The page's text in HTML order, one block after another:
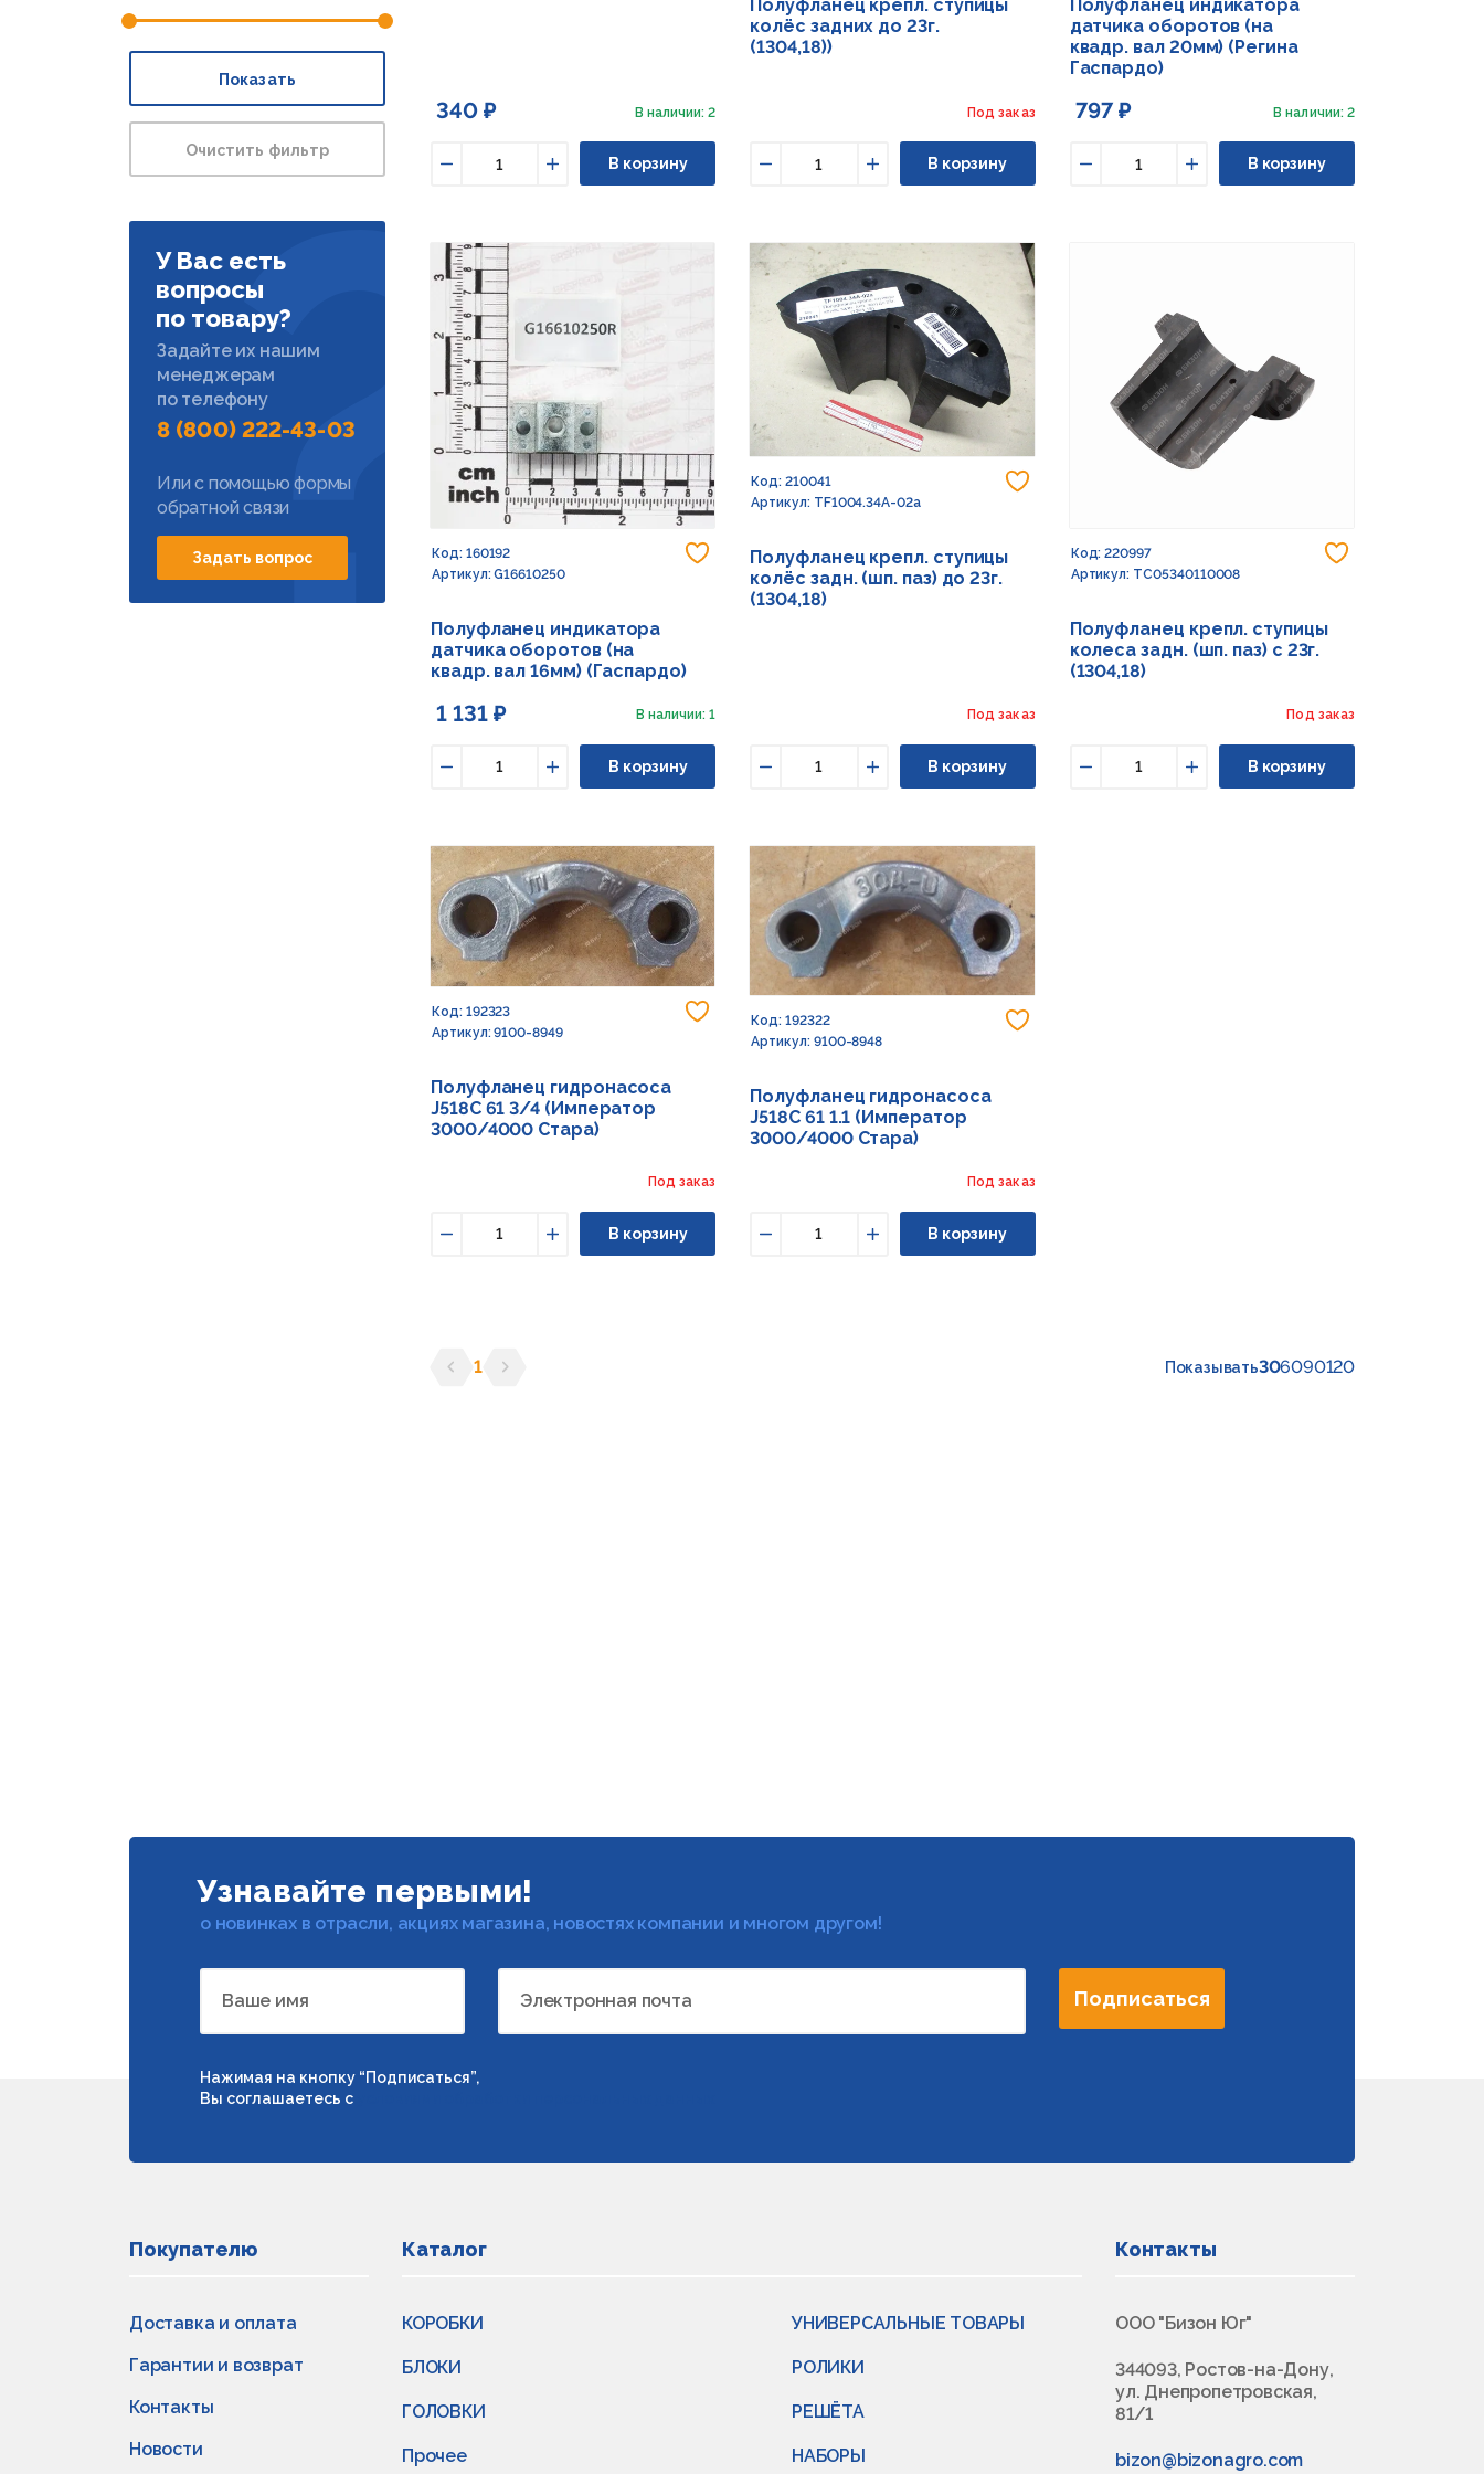
Показать
Очистить фильтр
У Вас есть
вопросы
по товару?
Задайте их нашим
менеджерам
по телефону
8 (800) 222-43-03
Или с помощью формы
обратной связи
Задать вопрос
340 ₽ В наличии: 2
Увеличить
В корзину
Полуфланец крепл. ступицы
колёс задних до 23г.
(1304,18))
Под заказ
Увеличить
В корзину
Полуфланец индикатора
датчика оборотов (на
квадр. вал 20мм) (Регина
Гаспардо)
797 ₽ В наличии: 2
Увеличить
В корзину
Добавить в избранное
Код: 160192
Артикул: G16610250
Полуфланец индикатора
датчика оборотов (на
квадр. вал 16мм) (Гаспардо)
1 131 ₽ В наличии: 1
Увеличить
В корзину
Код: 210041
Артикул: TF1004.34A-02a
Полуфланец крепл. ступицы
колёс задн. (шп. паз) до 23г.
(1304,18)
Под заказ
Увеличить
В корзину
Код: 220997
Артикул: TC05340110008
Полуфланец крепл. ступицы
колеса задн. (шп. паз) с 23г.
(1304,18)
Под заказ
Увеличить
В корзину
Код: 192323
Артикул: 9100-8949
Полуфланец гидронасоса
J518C 61 3/4 (Император
3000/4000 Стара)
Под заказ
Увеличить
В корзину
Код: 192322
Артикул: 9100-8948
Полуфланец гидронасоса
J518C 61 1.1 (Император
3000/4000 Стара)
Под заказ
Увеличить
В корзину
1
Показывать306090120
Узнавайте первыми!
о новинках в отрасли, акциях магазина, новостях компании и многом другом!
Ваше имя Электронная почта Подписаться
Нажимая на кнопку “Подписаться”,
Вы соглашаетесь с
Покупателю
Доставка и оплата
Гарантии и возврат
Контакты
Новости
Каталог
КОРОБКИ
БЛОКИ
ГОЛОВКИ
Прочее
УНИВЕРСАЛЬНЫЕ ТОВАРЫ
РОЛИКИ
РЕШЁТА
НАБОРЫ
Контакты
ООО "Бизон Юг"
344093, Ростов-на-Дону,
ул. Днепропетровская,
81/1
bizon@bizonagro.com